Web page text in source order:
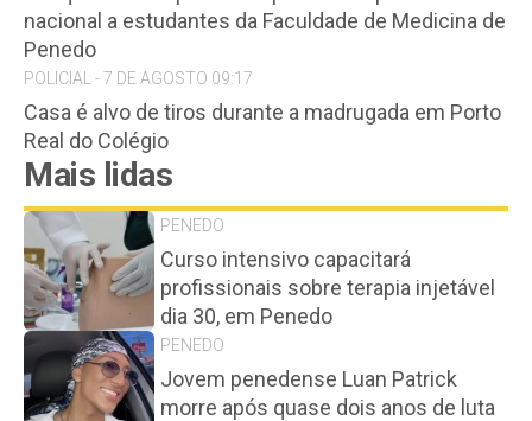
nacional a estudantes da Faculdade de Medicina de
Penedo
POLICIAL - 7 DE AGOSTO 09:17
Casa é alvo de tiros durante a madrugada em Porto
Real do Colégio
Mais lidas
PENEDO
Curso intensivo capacitará
profissionais sobre terapia injetável
dia 30, em Penedo
PENEDO
Jovem penedense Luan Patrick
morre após quase dois anos de luta